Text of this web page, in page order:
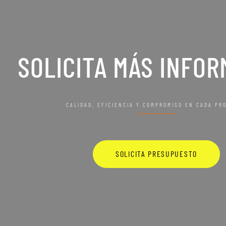
SOLICITA MÁS
CALIDAD, EFICIENCIA Y COMPROMISO EN CADA
SOLICITA PRESUPUESTO